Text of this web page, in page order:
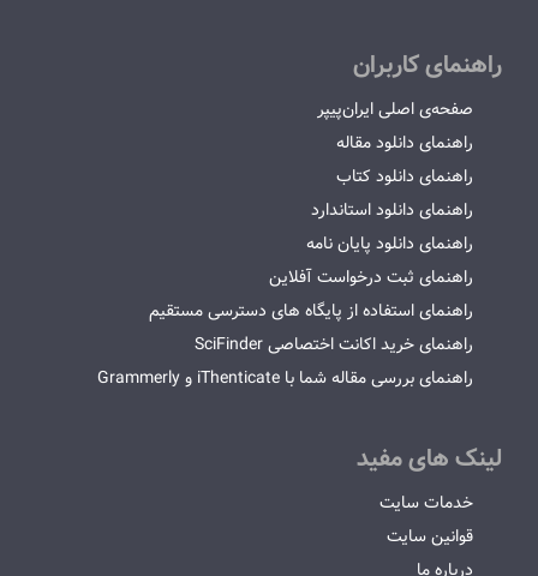
راهنمای کاربران
صفحه‌ی اصلی ایران‌پیپر
راهنمای دانلود مقاله
راهنمای دانلود کتاب
راهنمای دانلود استاندارد
راهنمای دانلود پایان نامه
راهنمای ثبت درخواست آفلاین
راهنمای استفاده از پایگاه های دسترسی مستقیم
راهنمای خرید اکانت اختصاصی SciFinder
راهنمای بررسی مقاله شما با iThenticate و Grammerly
لینک های مفید
خدمات سایت
قوانین سایت
درباره ما